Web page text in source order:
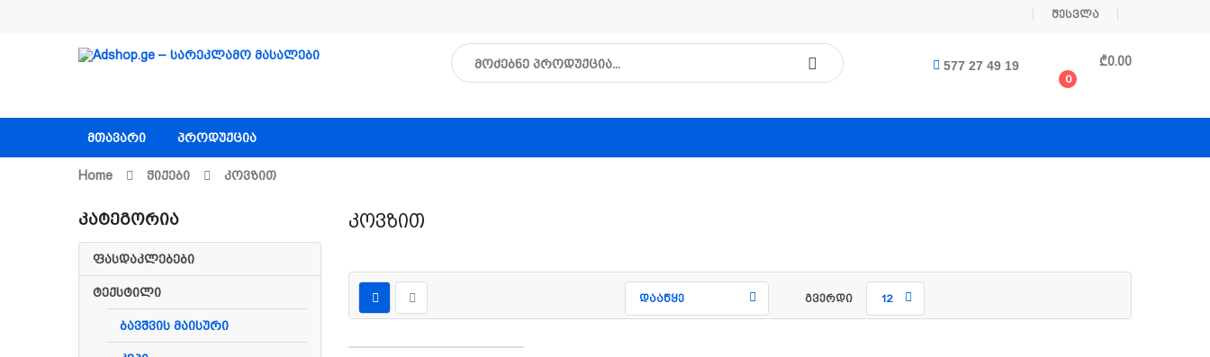
შესვლა
₾0.00
0
577 27 49 19
ᲛᲗᲐᲕᲐᲠᲘ ᲞᲠᲝᲓᲣᲥᲪᲘᲐ
Home Ჭიქები Კოვზით
Კატეგორია
ფასდაკლებები
ტექსტილი
ბავშვის მაისური
Კოვზით
დააწყე გვერდი 12